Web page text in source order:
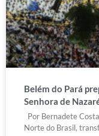
Belém do Pará
Senhora de
Por Bernadete
Norte do Brasil,